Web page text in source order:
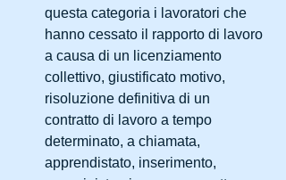
questa categoria i lavoratori che
hanno cessato il rapporto di lavoro
a causa di un licenziamento
collettivo, giustificato motivo,
risoluzione definitiva di un
contratto di lavoro a tempo
determinato, a chiamata,
apprendistato, inserimento,